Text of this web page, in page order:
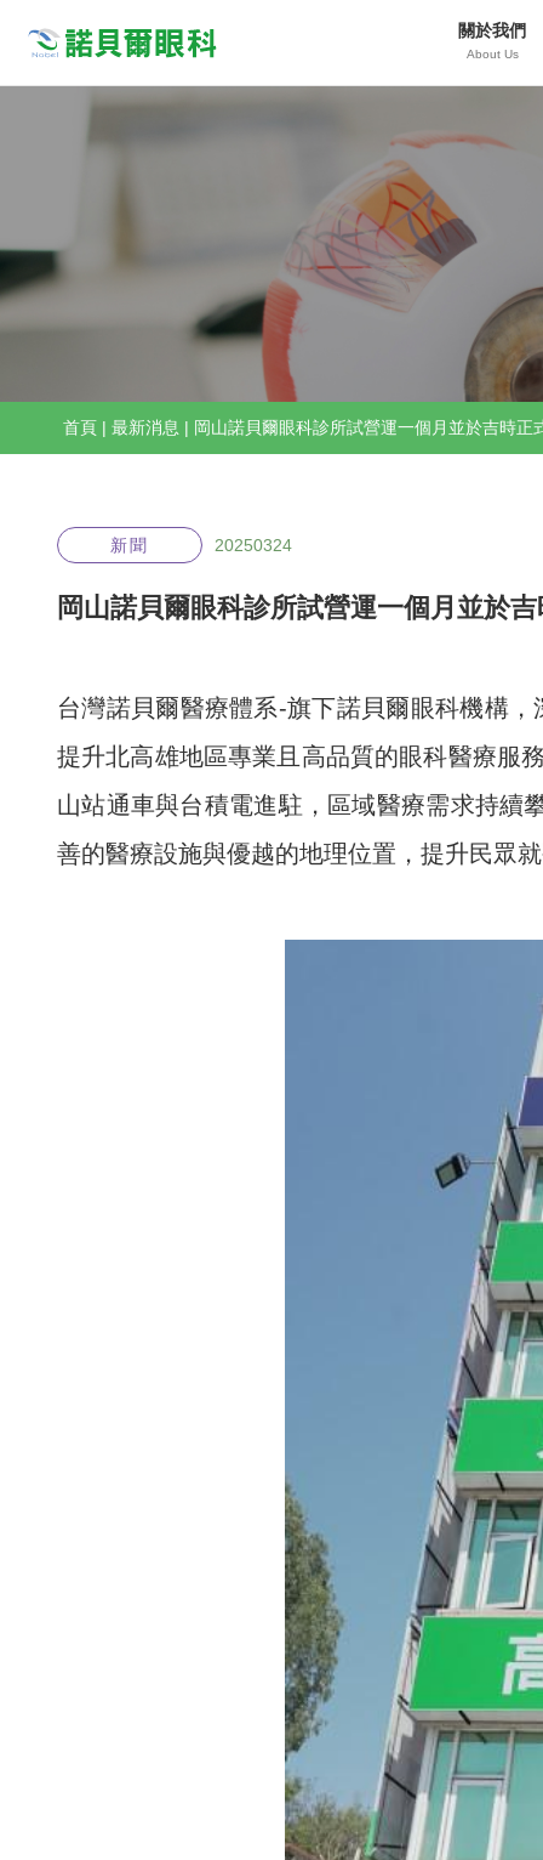
關於我們
About Us
首頁 | 最新消息 | 岡山諾貝爾眼科診所試營運一個月並於吉時正
新聞 20250324
岡山諾貝爾眼科診所試營運一個月並於
台灣諾貝爾醫療體系-旗下諾貝爾眼科機構
提升北高雄地區專業且高品質的眼科醫療服
山站通車與台積電進駐，區域醫療需求持續
善的醫療設施與優越的地理位置，提升民眾